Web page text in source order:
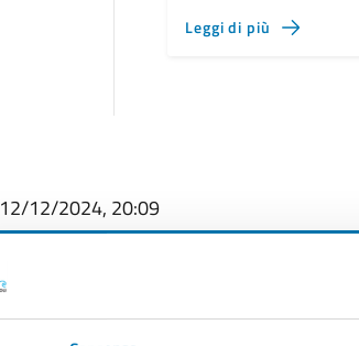
Leggi di più
12/12/2024, 20:09